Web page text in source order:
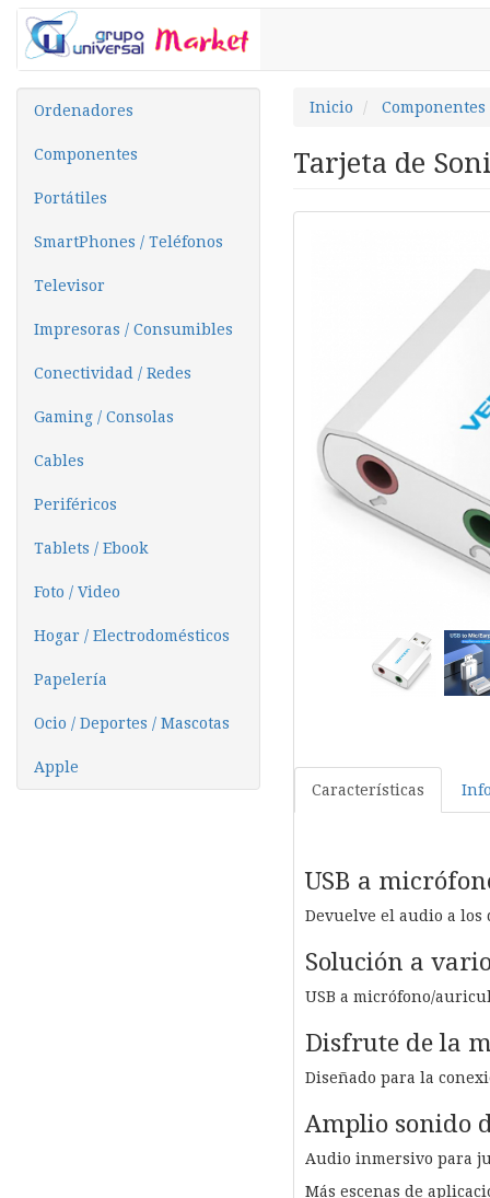
Ordenadores
Componentes
Portátiles
SmartPhones / Teléfonos
Televisor
Impresoras / Consumibles
Conectividad / Redes
Gaming / Consolas
Cables
Periféricos
Tablets / Ebook
Foto / Video
Hogar / Electrodomésticos
Papelería
Ocio / Deportes / Mascotas
Apple
Inicio Componentes
Tarjeta de
Características
USB a
Devuelve el audio a los
Solución a
USB a micrófono/
Disfrute de la
Diseñado para la
Amplio sonido
Audio inmersivo para
Más escenas de